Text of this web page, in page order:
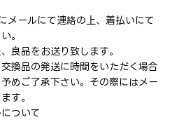
メールにて連絡の上、着払いにて
。
良品をお送り致します。
換品の発送に時間をいただく場合
めご了承下さい。その際にはメー
す。
ついて